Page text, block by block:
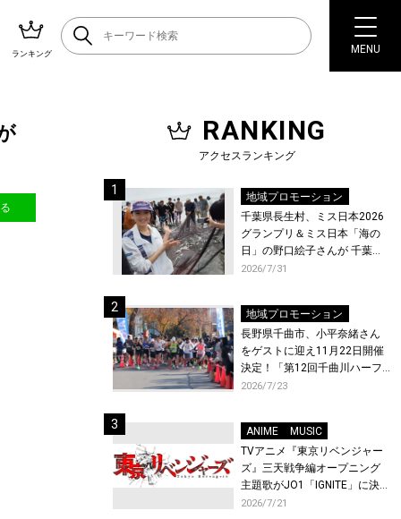
ランキング MENU
RANKING
アクセスランキング
地域プロモーション
千葉県長生村、ミス日本2026
グランプリ＆ミス日本「海の
日」の野口絵子さんが 千葉県
唯一の村・長生村で地引網を
2026/7/31
地域プロモーション
長野県千曲市、小平奈緒さん
をゲストに迎え11月22日開催
決定！「第12回千曲川ハーフ
マラソン」エントリー受付開
2026/7/23
ANIME
MUSIC
TVアニメ『東京リベンジャー
ズ』三天戦争編オープニング
主題歌がJO1「IGNITE」に決
定！メンバー全員から喜びと
2026/7/21